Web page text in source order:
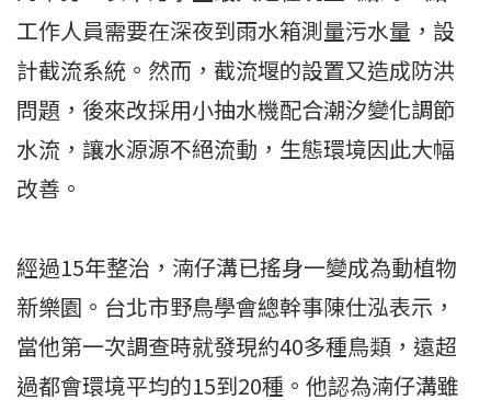
工作人員需要在深夜到雨水箱測量污水量，設
計截流系統。然而，截流堰的設置又造成防洪
問題，後來改採用小抽水機配合潮汐變化調節
水流，讓水源源不絕流動，生態環境因此大幅
改善。
經過15年整治，湳仔溝已搖身一變成為動植物
新樂園。台北市野鳥學會總幹事陳仕泓表示，
當他第一次調查時就發現約40多種鳥類，遠超
過都會環境平均的15到20種。他認為湳仔溝雖